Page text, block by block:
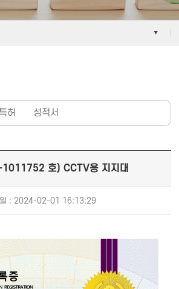
특허 성적서
호) CCTV용 지지대
일 : 2024-02-01 16:13:29